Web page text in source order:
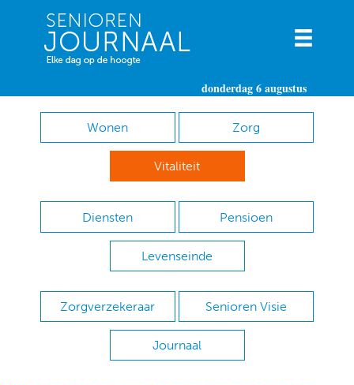
donderdag 6 augustus
Wonen Zorg
Vitaliteit
Diensten Pensioen
Levenseinde
Zorgverzekeraar Senioren Visie
Journaal